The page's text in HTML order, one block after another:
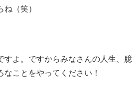
（笑）
すよ。ですからみなさんの人生、臆
ことをやってください！